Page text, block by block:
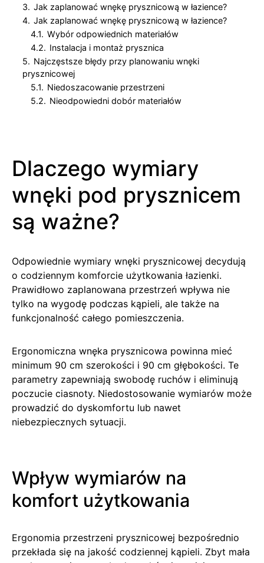
3. Jak zaplanować wnękę prysznicową w łazience?
4. Jak zaplanować wnękę prysznicową w łazience?
4.1. Wybór odpowiednich materiałów
4.2. Instalacja i montaż prysznica
5. Najczęstsze błędy przy planowaniu wnęki
prysznicowej
5.1. Niedoszacowanie przestrzeni
5.2. Nieodpowiedni dobór materiałów
Dlaczego wymiary
wnęki pod prysznicem
są ważne?
Odpowiednie wymiary wnęki prysznicowej decydują
o codziennym komforcie użytkowania łazienki.
Prawidłowo zaplanowana przestrzeń wpływa nie
tylko na wygodę podczas kąpieli, ale także na
funkcjonalność całego pomieszczenia.
Ergonomiczna wnęka prysznicowa powinna mieć
minimum 90 cm szerokości i 90 cm głębokości. Te
parametry zapewniają swobodę ruchów i eliminują
poczucie ciasnoty. Niedostosowanie wymiarów może
prowadzić do dyskomfortu lub nawet
niebezpiecznych sytuacji.
Wpływ wymiarów na
komfort użytkowania
Ergonomia przestrzeni prysznicowej bezpośrednio
przekłada się na jakość codziennej kąpieli. Zbyt mała